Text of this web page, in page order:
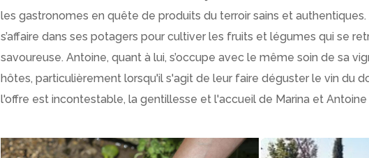
les gastronomes en quête de produits du terroir sains et authentiques.
s’affaire dans ses potagers pour cultiver les fruits et légumes qui se
savoureuse. Antoine, quant à lui, s’occupe avec le même soin de sa
hôtes, particulièrement lorsqu'il s'agit de leur faire déguster le vin du
l'offre est incontestable, la gentillesse et l'accueil de Marina et